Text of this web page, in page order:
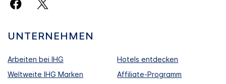
UNTERNEHMEN
Arbeiten bei IHG
Hotels entdecken
Weltweite IHG Marken
Affiliate-Programm